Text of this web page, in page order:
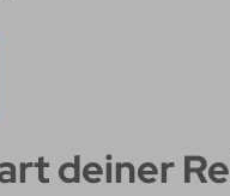
deiner